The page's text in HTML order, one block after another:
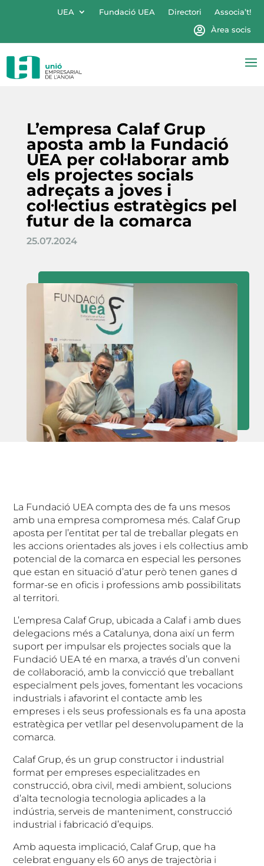
UEA Fundació UEA Directori
Associa’t!
Àrea socis
L’empresa Calaf Grup
aposta amb la Fundació
UEA per col·laborar amb
els projectes socials
adreçats a joves i
col·lectius estratègics pel
futur de la comarca
25.07.2024
La Fundació UEA compta des de fa uns mesos
amb una empresa compromesa més. Calaf Grup
aposta per l’entitat per tal de treballar plegats en
les accions orientades als joves i els col·lectius amb
potencial de la comarca en especial les persones
que estan en situació d’atur però tenen ganes d
formar-se en oficis i professions amb possibilitats
al territori.
L’empresa Calaf Grup, ubicada a Calaf i amb dues
delegacions més a Catalunya, dona així un ferm
suport per impulsar els projectes socials que la
Fundació UEA té en marxa, a través d’un conveni
de col·laboració, amb la convicció que treballant
especialment pels joves, fomentant les vocacions
industrials i afavorint el contacte amb les
empreses i els seus professionals es fa una aposta
estratègica per vetllar pel desenvolupament de la
comarca.
Calaf Grup, és un grup constructor i industrial
format per empreses especialitzades en
construcció, obra civil, medi ambient, solucions
d’alta tecnologia tecnologia aplicades a la
indústria, serveis de manteniment, construcció
industrial i fabricació d’equips.
Amb aquesta implicació, Calaf Grup, que ha
celebrat enguany els 60 anys de trajectòria i